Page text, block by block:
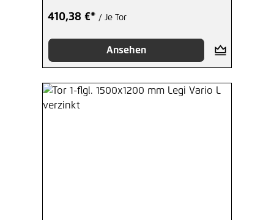
410,38 €* / Je Tor
Ansehen